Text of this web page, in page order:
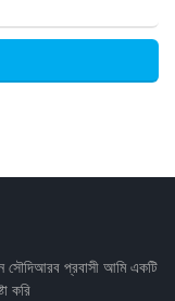
প্রবাসী আমি একটি
করি